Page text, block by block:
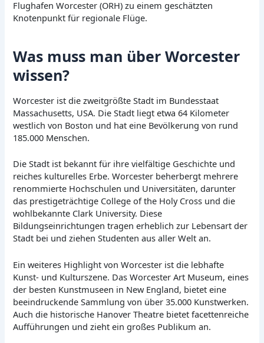
Flughafen Worcester (ORH) zu einem geschätzten
Knotenpunkt für regionale Flüge.
Was muss man über Worcester
wissen?
Worcester ist die zweitgrößte Stadt im Bundesstaat
Massachusetts, USA. Die Stadt liegt etwa 64 Kilometer
westlich von Boston und hat eine Bevölkerung von rund
185.000 Menschen.
Die Stadt ist bekannt für ihre vielfältige Geschichte und
reiches kulturelles Erbe. Worcester beherbergt mehrere
renommierte Hochschulen und Universitäten, darunter
das prestigeträchtige College of the Holy Cross und die
wohlbekannte Clark University. Diese
Bildungseinrichtungen tragen erheblich zur Lebensart der
Stadt bei und ziehen Studenten aus aller Welt an.
Ein weiteres Highlight von Worcester ist die lebhafte
Kunst- und Kulturszene. Das Worcester Art Museum, eines
der besten Kunstmuseen in New England, bietet eine
beeindruckende Sammlung von über 35.000 Kunstwerken.
Auch die historische Hanover Theatre bietet facettenreiche
Aufführungen und zieht ein großes Publikum an.